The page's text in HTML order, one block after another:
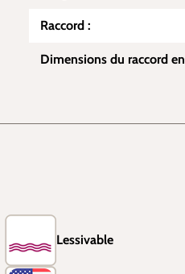
Raccord :
Dimensions du raccord
Lessivable